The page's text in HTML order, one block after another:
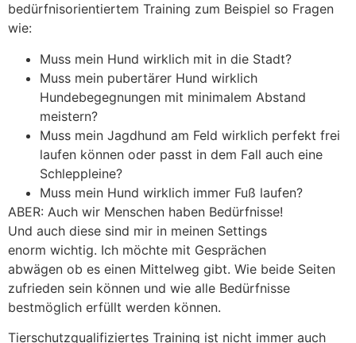
bedürfnisorientiertem Training zum Beispiel so Fragen
wie:
Muss mein Hund wirklich mit in die Stadt?
Muss mein pubertärer Hund wirklich
Hundebegegnungen mit minimalem Abstand
meistern?
Muss mein Jagdhund am Feld wirklich perfekt frei
laufen können oder passt in dem Fall auch eine
Schleppleine?
Muss mein Hund wirklich immer Fuß laufen?
ABER: Auch wir Menschen haben Bedürfnisse!
Und auch diese sind mir in meinen Settings
enorm wichtig. Ich möchte mit Gesprächen
abwägen ob es einen Mittelweg gibt. Wie beide Seiten
zufrieden sein können und wie alle Bedürfnisse
bestmöglich erfüllt werden können.
Tierschutzqualifiziertes Training ist nicht immer auch